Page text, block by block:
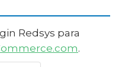
Redsys para
.